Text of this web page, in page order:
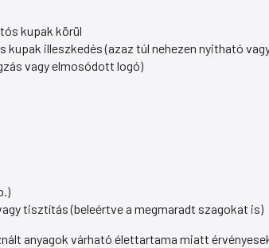
kupak körül
kupak illeszkedés (azaz túl nehezen nyitható
vagy elmosódott logó)
tisztítás (beleértve a megmaradt szagokat is)
anyagok várható élettartama miatt